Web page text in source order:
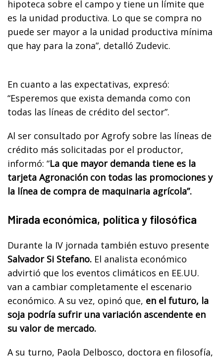
hipoteca sobre el campo y tiene un límite que
es la unidad productiva. Lo que se compra no
puede ser mayor a la unidad productiva mínima
que hay para la zona”, detalló Zudevic.
En cuanto a las expectativas, expresó:
“Esperemos que exista demanda como con
todas las líneas de crédito del sector”.
Al ser consultado por Agrofy sobre las líneas de
crédito más solicitadas por el productor,
informó: “La que mayor demanda tiene es la
tarjeta Agronación con todas las promociones y
la línea de compra de maquinaria agrícola”.
Mirada económica, política y filosófica
Durante la IV jornada también estuvo presente
Salvador Si Stefano. El analista económico
advirtió que los eventos climáticos en EE.UU.
van a cambiar completamente el escenario
económico. A su vez, opinó que, en el futuro, la
soja podría sufrir una variación ascendente en
su valor de mercado.
A su turno, Paola Delbosco, doctora en filosofía,